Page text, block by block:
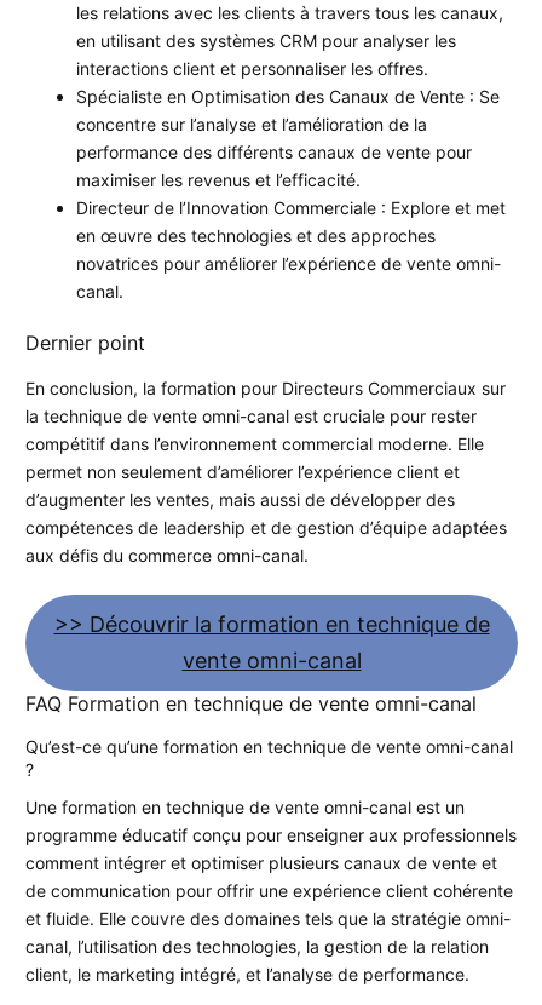
les relations avec les clients à travers tous les canaux,
en utilisant des systèmes CRM pour analyser les
interactions client et personnaliser les offres.
Spécialiste en Optimisation des Canaux de Vente : Se
concentre sur l’analyse et l’amélioration de la
performance des différents canaux de vente pour
maximiser les revenus et l’efficacité.
Directeur de l’Innovation Commerciale : Explore et met
en œuvre des technologies et des approches
novatrices pour améliorer l’expérience de vente omni-
canal.
Dernier point
En conclusion, la formation pour Directeurs Commerciaux sur
la technique de vente omni-canal est cruciale pour rester
compétitif dans l’environnement commercial moderne. Elle
permet non seulement d’améliorer l’expérience client et
d’augmenter les ventes, mais aussi de développer des
compétences de leadership et de gestion d’équipe adaptées
aux défis du commerce omni-canal.
>> Découvrir la formation en technique de
vente omni-canal
FAQ Formation en technique de vente omni-canal
Qu’est-ce qu’une formation en technique de vente omni-canal
?
Une formation en technique de vente omni-canal est un
programme éducatif conçu pour enseigner aux professionnels
comment intégrer et optimiser plusieurs canaux de vente et
de communication pour offrir une expérience client cohérente
et fluide. Elle couvre des domaines tels que la stratégie omni-
canal, l’utilisation des technologies, la gestion de la relation
client, le marketing intégré, et l’analyse de performance.